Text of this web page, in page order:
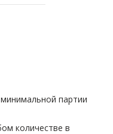
партии
количестве в